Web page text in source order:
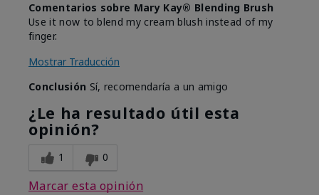
Comentarios sobre Mary Kay® Blending Brush
Use it now to blend my cream blush instead of my
finger.
Mostrar Traducción
Conclusión Sí, recomendaría a un amigo
¿Le ha resultado útil esta
opinión?
1 0
Marcar esta opinión